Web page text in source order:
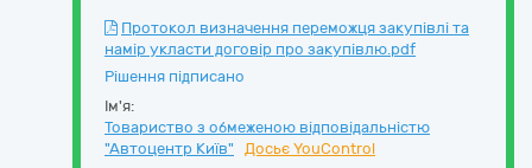
Протокол визначення переможця закупівлі та
намір укласти договір про закупівлю.pdf
Рішення підписано
Ім'я:
Товариство з обмеженою відповідальністю
"Автоцентр Київ"
Досьє YouControl